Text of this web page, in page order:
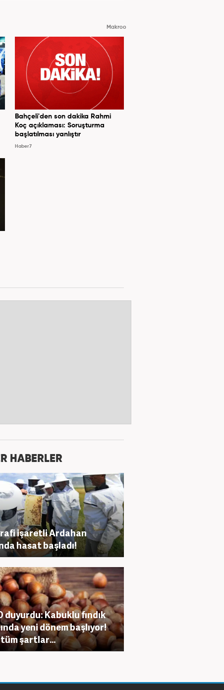
Makroo
Bahçeli'den son dakika Rahmi
Koç açıklaması: Soruşturma
başlatılması yanlıştır
Haber7
HABERLER
işaretli Ardahan
hasat başladı!
duyurdu: Kabuklu fındık
yeni dönem başlıyor!
şartlar...